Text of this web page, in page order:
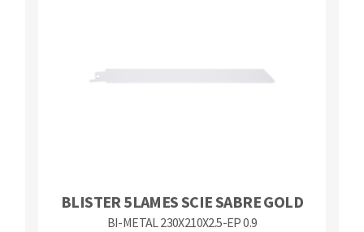
BLISTER 5LAMES SCIE SABRE GOLD
BI-METAL 230X210X2.5-EP 0.9